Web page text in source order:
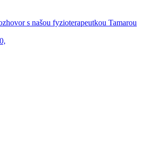
s našou fyzioterapeutkou Tamarou